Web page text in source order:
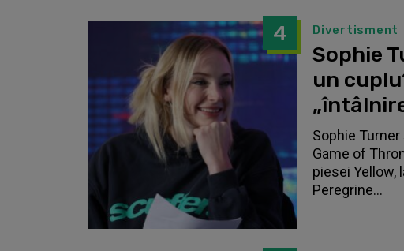
4 Divertisment
Sophie
un
Sophie
Game of
piesei Yellow,
Peregrine...